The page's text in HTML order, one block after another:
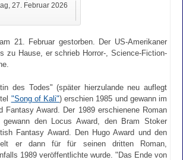
27. Februar 2026
21. Februar gestorben. Der US-Amerikaner
zu Hause, er schrieb Horror-, Science-Fiction-
des Todes" (später hierzulande neu auflegt
"Song of Kali") erschien 1985 und gewann im
Fantasy Award. Der 1989 erschienene Roman
den Locus Award, den Bram Stoker
Fantasy Award. Den Hugo Award und den
er dann für für seinen dritten Roman,
1989 veröffentlichte wurde. "Das Ende von